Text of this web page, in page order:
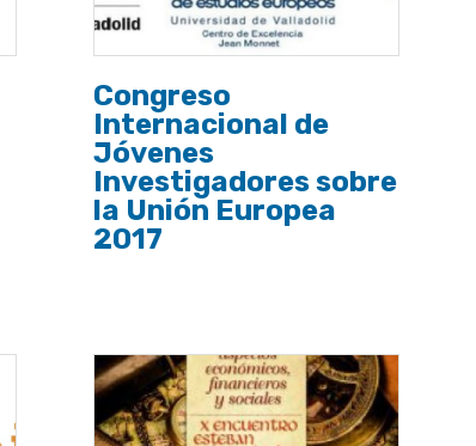
Congreso
Internacional de
Jóvenes
Investigadores sobre
la Unión Europea
2017